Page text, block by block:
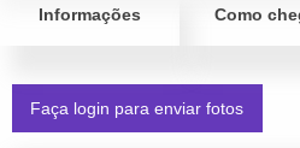
Informações Como
Faça login para enviar fotos